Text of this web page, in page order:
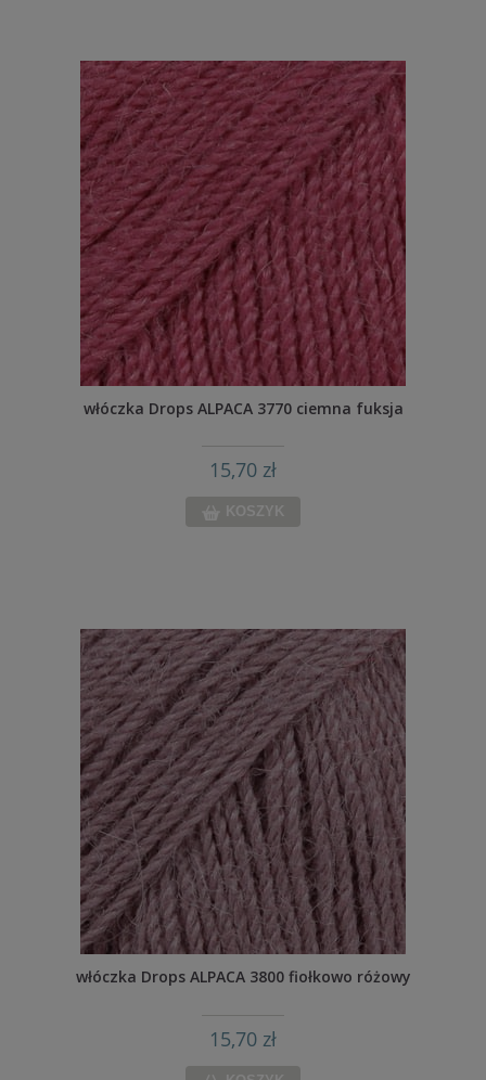
włóczka Drops ALPACA 3770 ciemna fuksja
15,70 zł
KOSZYK
włóczka Drops ALPACA 3800 fiołkowo różowy
15,70 zł